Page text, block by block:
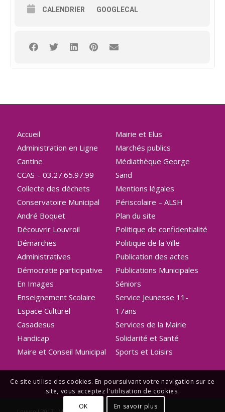
CALENDRIER GOOGLECAL
Accueil
Administration en Ligne
Cantine
CCAS – 03.27.65.97.99
Collecte des déchets
Conservatoire Municipal
André Boquet
Découvrir Louvroil
Démarches
Administratives
Démocratie participative
En Images
Enseignement Scolaire
Espace Culturel
Casadesus
Handicap
Maire et Conseil Municipal
Mairie et Elus
Marchés publics
Médiathèque George
Sand
Mentions légales
Périscolaire – ALSH
Plan du site
Politique de confidentialité
Politique de la Ville
Publication des actes
Publications Municipales
Séniors
Service Jeunesse 11-
17ans
Services de la Mairie
Solidarité et Santé
Sports et Loisirs
Ce site utilise des cookies. En poursuivant votre navigation sur ce
site, vous acceptez l'utilisation de cookies.
OK
En savoir plus